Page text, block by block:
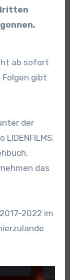
ab sofort
Folgen gibt
der
das
2022 im